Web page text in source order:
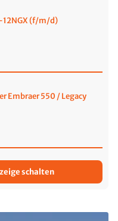
12NGX (f/m/d)
Embraer 550 / Legacy
schalten